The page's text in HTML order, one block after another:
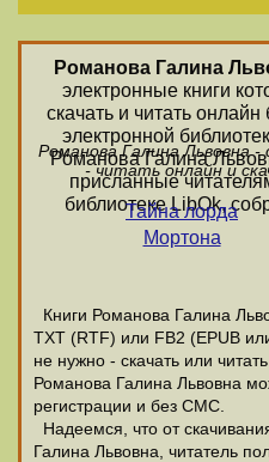
Романова Галина
электронные книги
скачать и читать
электронной
Романова Галина
присланные
библиотеке LibOk,
Романова Галина Львовна
- читать онлайн и
Тайна лорда
Мортона
Книги Романова Галина
ТХТ (RTF) или FB2 (EPUB
не нужно - скачать или
Романова Галина Львовна
регистрации и без СМС.
Надеемся, что от
Галина Львовна, читатель